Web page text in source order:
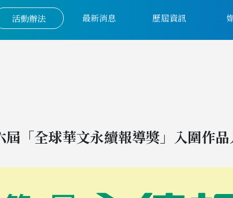
活動辦法 最新消息 歷屆資訊
屆「全球華文永續報導獎」入圍作